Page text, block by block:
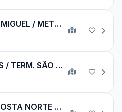
TERM. SÃO MIGUEL / METRÔ ITAQUERA
GUAIANASES / TERM. SÃO MATEUS
CONJ. ENCOSTA NORTE / METRÔ ARTUR ALVIM